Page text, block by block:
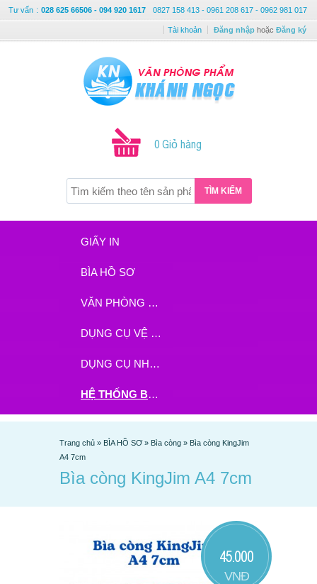
Tư vấn : 028 625 66506 - 094 920 1617 0827 158 413 - 0961 208 617 - 0962 981 017
Tài khoản Đăng nhập hoặc Đăng ký
0 Giỏ hàng
TÌM KIẾM
GIẤY IN
BÌA HỒ SƠ
VĂN PHÒNG PHẨM
DỤNG CỤ VỆ SINH
DỤNG CỤ NHÀ BẾP
HỆ THỐNG BHX - TGDĐ ĐẶT HÀNG TẠI ĐÂY
Trang chủ » BÌA HỒ SƠ » Bìa còng » Bìa còng KingJim
A4 7cm
Bìa còng KingJim A4 7cm
45.000
VNĐ